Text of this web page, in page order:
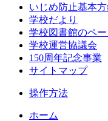
いじめ防止基本
学校だより
学校図書館のペー
学校運営協議会
150周年記念事業
サイトマップ
操作方法
ホーム